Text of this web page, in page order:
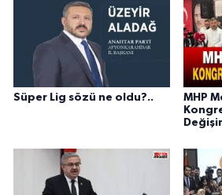
Süper Lig sözü ne oldu?..
MHP